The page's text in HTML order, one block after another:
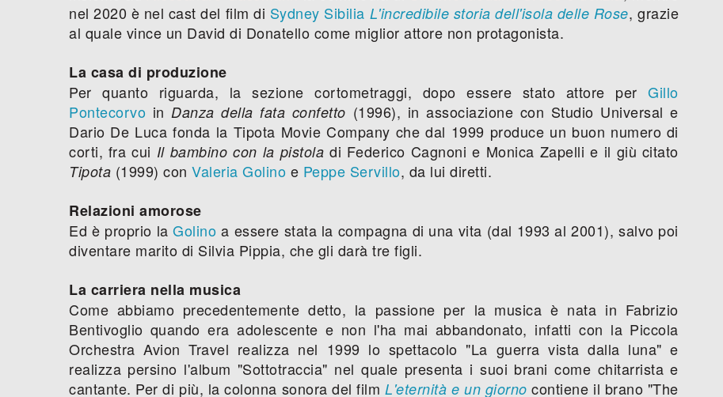
nel 2020 è nel cast del film di Sydney Sibilia L'incredibile storia dell'isola delle Rose, grazie
al quale vince un David di Donatello come miglior attore non protagonista.
La casa di produzione
Per quanto riguarda, la sezione cortometraggi, dopo essere stato attore perGillo
Pontecorvo in Danza della fata confetto (1996), in associazione con Studio Universal e
Dario De Luca fonda la Tipota Movie Company che dal 1999 produce un buon numero di
corti, fra cui Il bambino con la pistola di Federico Cagnoni e Monica Zapelli e il giù citato
Tipota (1999) con Valeria Golino e Peppe Servillo, da lui diretti.
Relazioni amorose
Ed è proprio laGolino a essere stata la compagna di una vita (dal 1993 al 2001), salvo poi
diventare marito di Silvia Pippia, che gli darà tre figli.
La carriera nella musica
Come abbiamo precedentemente detto, la passione per la musica è nata in Fabrizio
Bentivoglio quando era adolescente e non l'ha mai abbandonato, infatti con la Piccola
Orchestra Avion Travel realizza nel 1999 lo spettacolo "La guerra vista dalla luna" e
realizza persino l'album "Sottotraccia" nel quale presenta i suoi brani come chitarrista e
cantante. Per di più, la colonna sonora del filmL'eternità e un giorno contiene il brano "The